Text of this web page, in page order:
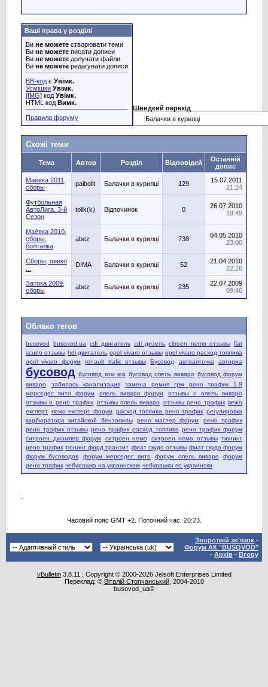
Ваші права у розділі
Ви не можете створювати теми
Ви не можете писати дописи
Ви не можете долучати файли
Ви не можете редагувати дописи
BB-код є Увімк.
Усмішки Увімк.
[IMG] код Увімк.
HTML код Вимк.
Правила форуму
Швидкий перехід
Схожі теми
Тема Автор Розділ Відповідей
Останній
допис
Маевка 2011,
сборы
paibolit Балачки в курилці 129
15.07.2011
21:24
Футбольная
АвтоЛига. 3-й
Сезон
tolik(k) Відпочинок 0
26.07.2010
19:49
Маёвка 2010,
сборы,
болталка
abez Балачки в курилці 738
04.05.2010
23:00
Сборы, пивко
DIMA Балачки в курилці 52
21.04.2010
22:26
Затока 2009,
сборы
abez Балачки в курилці 235
22.07.2009
09:46
Облако тегов
busovod busovod.ua cdi двигатель cdi дизель citroen nemo отзывы fiat
scudo отзывы hdi двигатель opel vivaro отзывы opel vivaro расход топлива
opel vivaro форум
renault trafic отзывы Бусовод автоаптечка авториа
бусовод бусовод ком юа бусовод опель виваро бусовод форум
виваро
забилась канализация
замена ремня грм рено трафик 1.9
мерседес вито форум
опель виваро форум
отзывы о опель виваро
отзывы о рено трафик отзывы опель виваро отзывы рено трафик пежо
експерт пежо експерт форум расход топлива рено трафик регулировка
карбюратора китайской бензопилы
рено мастер форум
рено трафик
рено трафик отзывы рено трафик расход топлива рено трафик форум
ситроен джампер форум
ситроен немо ситроен немо отзывы тюнинг
рено трафик тюнинг форд транзит фиат скудо отзывы фиат скудо форум
форум бусоводов
форум мерседес вито форум опель виваро
форум
рено трафик чебурашка на украинском чебурашка по украински
Часовий пояс GMT +2. Поточний час: 20:23.
Зворотній зв'язок -
Форум АК "BUSOVOD"
- Архів - Вгору
vBulletin3.8.11 ; Copyright © 2000-2026 Jelsoft Enterprises Limited
Переклад: © Віталій Стопчанський, 2004-2010
busovod_ua©